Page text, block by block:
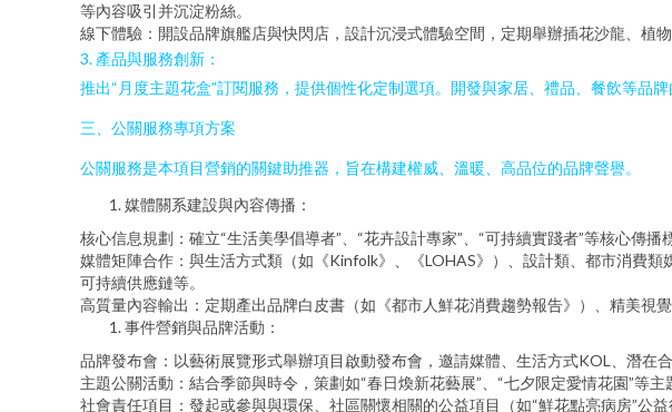
等內容吸引并沉淀粉絲。
線下體驗：開設品牌旗艦店與快閃店，設計沉浸式體驗空間，定期舉辦插花沙龍、植
3. 產品與服務創新：
推出“月度主題花盒”訂閱服務，提供個性化定制選項。開發與家居、禮品、餐飲等品
三、公關服務專項方案
公關服務是本項目營銷的關鍵助推器，旨在構建權威、溫暖、高品位的品牌聲譽。
媒體關系建設與內容傳播：
核心信息規劃：確立“生活美學倡導者”、“花卉設計專家”、“可持續實踐者”等核心傳播
媒體矩陣合作：與生活方式類（如《Kinfolk》、《LOHAS》）、設計類、都市消費
可持續供應鏈等。
高質量內容輸出：定期產出品牌白皮書（如《都市人鮮花消費趨勢報告》）、精美視
事件營銷與品牌活動：
品牌發布會：以藝術展覽形式舉辦項目啟動發布會，邀請媒體、生活方式KOL、潛在
主題公關活動：結合季節與時令，策劃如“春日煥新花藝展”、“七夕限定愛情花園”等
社會責任項目：發起或參與與環保、社區關懷相關的公益項目（如“鮮花點亮病房”公